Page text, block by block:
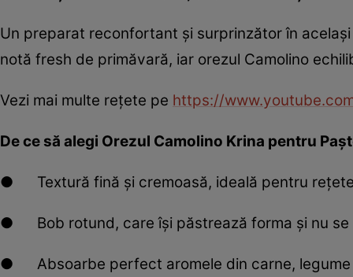
Un preparat reconfortant și surprinzător în
notă fresh de primăvară, iar orezul Camolino
Vezi mai multe rețete pe https://
De ce să alegi Orezul Camolino Krina pentru
● Textură fină și cremoasă, ideală pentru
● Bob rotund, care își păstrează forma și nu se
● Absoarbe perfect aromele din carne, legume